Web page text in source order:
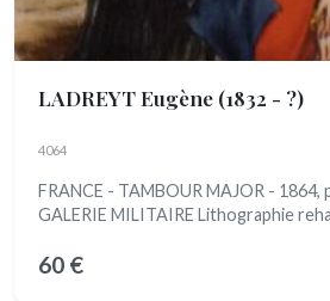
LADREYT Eugène (1832 - ?)
4064
FRANCE - TAMBOUR MAJOR - 1864,
GALERIE MILITAIRE Lithographie
60 €